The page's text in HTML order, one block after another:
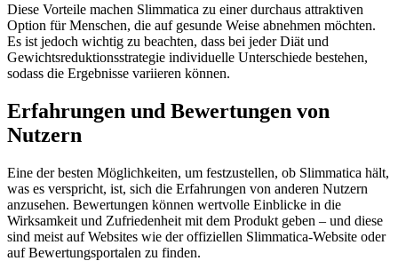
Diese Vorteile machen Slimmatica zu einer durchaus attraktiven
Option für Menschen, die auf gesunde Weise abnehmen möchten.
Es ist jedoch wichtig zu beachten, dass bei jeder Diät und
Gewichtsreduktionsstrategie individuelle Unterschiede bestehen,
sodass die Ergebnisse variieren können.
Erfahrungen und Bewertungen von
Nutzern
Eine der besten Möglichkeiten, um festzustellen, ob Slimmatica hält,
was es verspricht, ist, sich die Erfahrungen von anderen Nutzern
anzusehen. Bewertungen können wertvolle Einblicke in die
Wirksamkeit und Zufriedenheit mit dem Produkt geben – und diese
sind meist auf Websites wie der offiziellen Slimmatica-Website oder
auf Bewertungsportalen zu finden.